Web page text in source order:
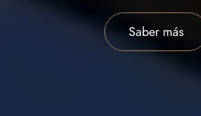
Saber más